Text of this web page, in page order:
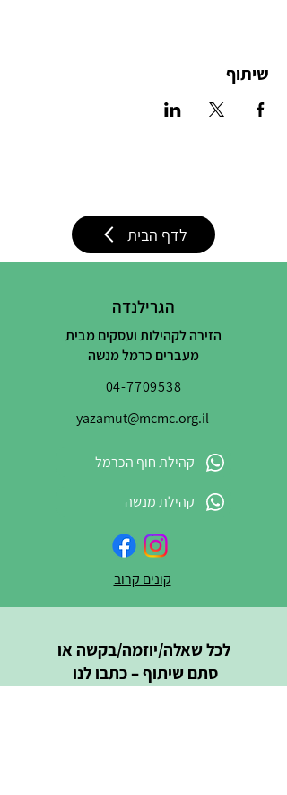
שיתוף
לדף הבית
הגרילנדה
הזירה לקהילות ועסקים מבית
מעברים כרמל מנשה
04-7709538
yazamut@mcmc.org.il
קהילת חוף הכרמל
קהילת מנשה
קונים קרוב
לכל שאלה/יוזמה/בקשה או
סתם שיתוף – כתבו לנו